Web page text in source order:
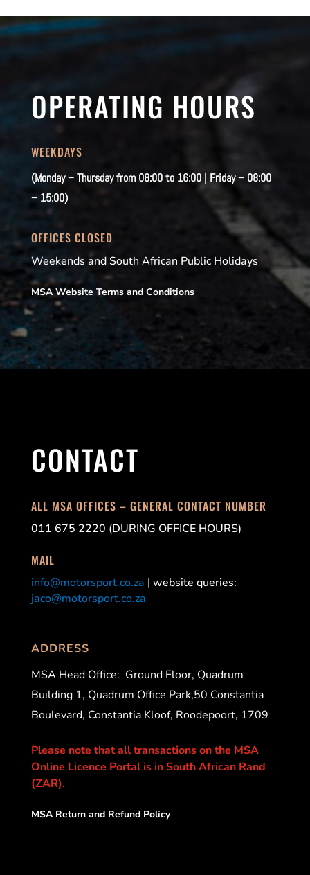
OPERATING HOURS
WEEKDAYS
(Monday – Thursday from 08:00 to 16:00 | Friday – 08:00
– 15:00)
OFFICES CLOSED
Weekends and South African Public Holidays
MSA Website Terms and Conditions
CONTACT
ALL MSA OFFICES – GENERAL CONTACT NUMBER
011 675 2220 (DURING OFFICE HOURS)
MAIL
info@motorsport.co.za | website queries:
jaco@motorsport.co.za
ADDRESS
MSA Head Office: Ground Floor, Quadrum
Building 1, Quadrum Office Park,50 Constantia
Boulevard, Constantia Kloof, Roodepoort, 1709
Please note that all transactions on the MSA
Online Licence Portal is in South African Rand
(ZAR).
MSA Return and Refund Policy